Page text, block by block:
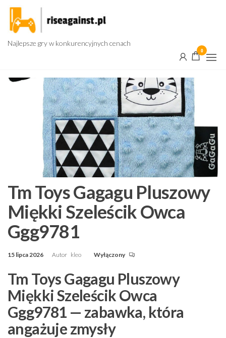
Przejdź
treści
Najlepsze gry w konkurencyjnych cenach
0
Tm Toys Gagagu Pluszowy
Miękki Szeleścik Owca
Ggg9781
15 lipca 2026 Autor kleo Wyłączony
Tm Toys Gagagu Pluszowy
Miękki Szeleścik Owca
Ggg9781 — zabawka, która
angażuje zmysły